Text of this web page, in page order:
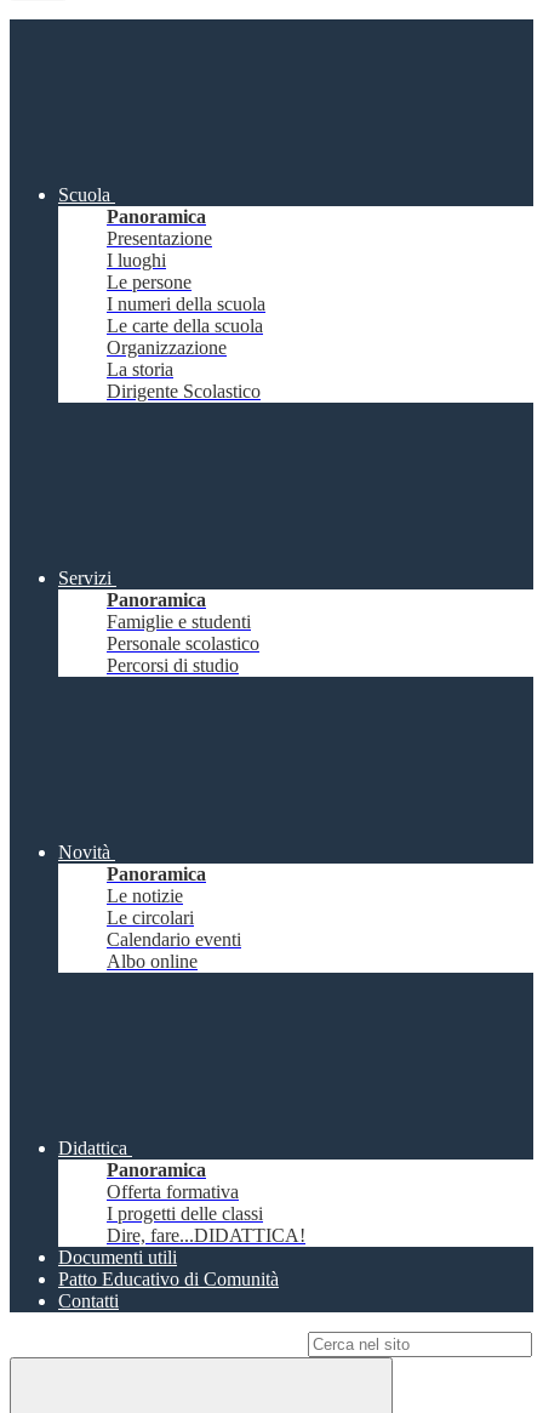
Scuola
Panoramica
Presentazione
I luoghi
Le persone
I numeri della scuola
Le carte della scuola
Organizzazione
La storia
Dirigente Scolastico
Servizi
Panoramica
Famiglie e studenti
Personale scolastico
Percorsi di studio
Novità
Panoramica
Le notizie
Le circolari
Calendario eventi
Albo online
Didattica
Panoramica
Offerta formativa
I progetti delle classi
Dire, fare...DIDATTICA!
Documenti utili
Patto Educativo di Comunità
Contatti